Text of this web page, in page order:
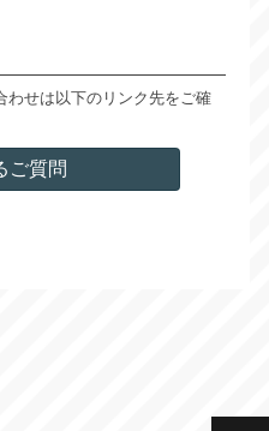
わせは以下のリンク先をご確
ご質問